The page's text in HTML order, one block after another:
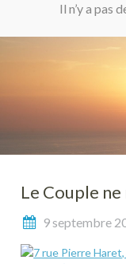
Il n’y a pas
Le Couple
9 septembre